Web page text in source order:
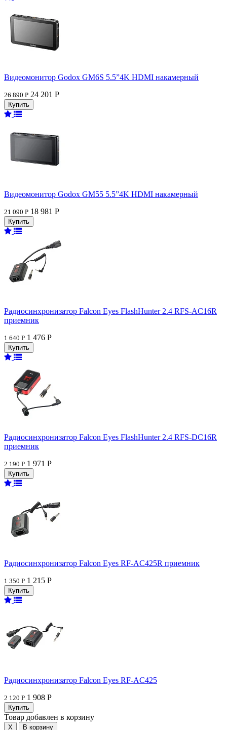
Видеомонитор Godox GM6S 5.5”4K HDMI накамерный
26 890 Р 24 201 Р
Видеомонитор Godox GM55 5.5”4K HDMI накамерный
21 090 Р 18 981 Р
Радиосинхронизатор Falcon Eyes FlashHunter 2.4 RFS-AC16R
приемник
1 640 Р 1 476 Р
Радиосинхронизатор Falcon Eyes FlashHunter 2.4 RFS-DC16R
приемник
2 190 Р 1 971 Р
Радиосинхронизатор Falcon Eyes RF-AC425R приемник
1 350 Р 1 215 Р
Радиосинхронизатор Falcon Eyes RF-AC425
2 120 Р 1 908 Р
Товар добавлен в корзину